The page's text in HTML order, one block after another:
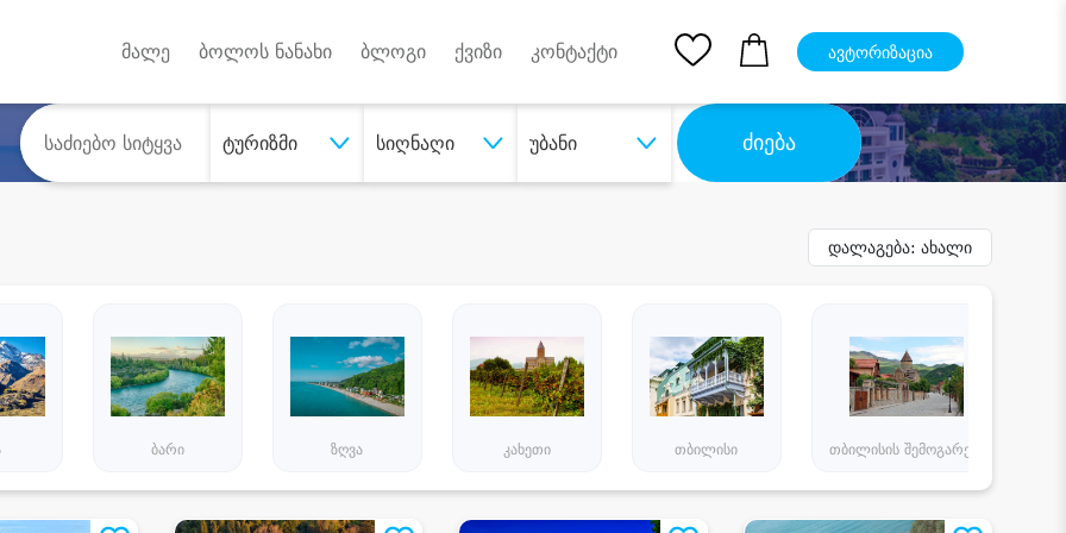
მალე ბოლოს ნანახი ბლოგი ქვიზი კონტაქტი ავტორიზაცია
ტურიზმი სიღნაღი უბანი ძიება
დალაგება: ახალი
ბარი ზღვა კახეთი თბილისი თბილისის შემოგარენი